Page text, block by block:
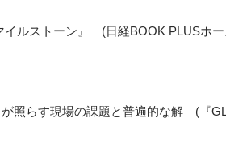
イルストーン』 (日経BOOK PLUSホ
照らす現場の課題と普遍的な解 (『